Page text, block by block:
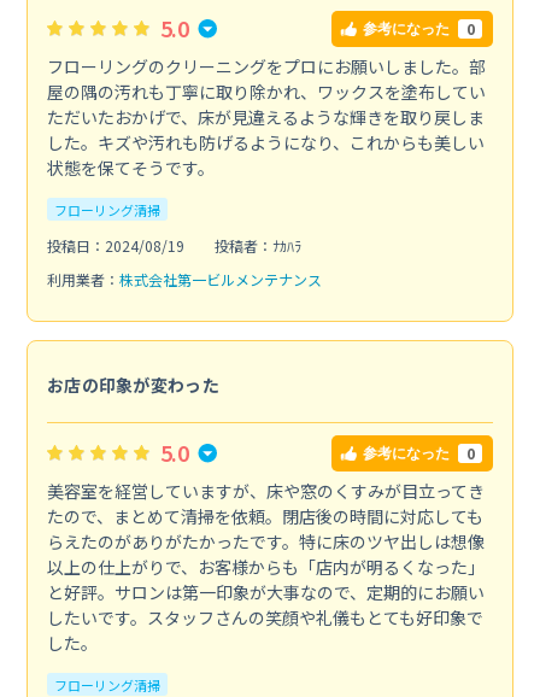
5.0 参考になった 0
フローリングのクリーニングをプロにお願いしました。部
屋の隅の汚れも丁寧に取り除かれ、ワックスを塗布してい
ただいたおかげで、床が見違えるような輝きを取り戻しま
した。キズや汚れも防げるようになり、これからも美しい
状態を保てそうです。
フローリング清掃
投稿日：2024/08/19
投稿者：ﾅｶﾊﾗ
利用業者： 株式会社第一ビルメンテナンス
お店の印象が変わった
5.0 参考になった 0
美容室を経営していますが、床や窓のくすみが目立ってき
たので、まとめて清掃を依頼。閉店後の時間に対応しても
らえたのがありがたかったです。特に床のツヤ出しは想像
以上の仕上がりで、お客様からも「店内が明るくなった」
と好評。サロンは第一印象が大事なので、定期的にお願い
したいです。スタッフさんの笑顔や礼儀もとても好印象で
した。
フローリング清掃